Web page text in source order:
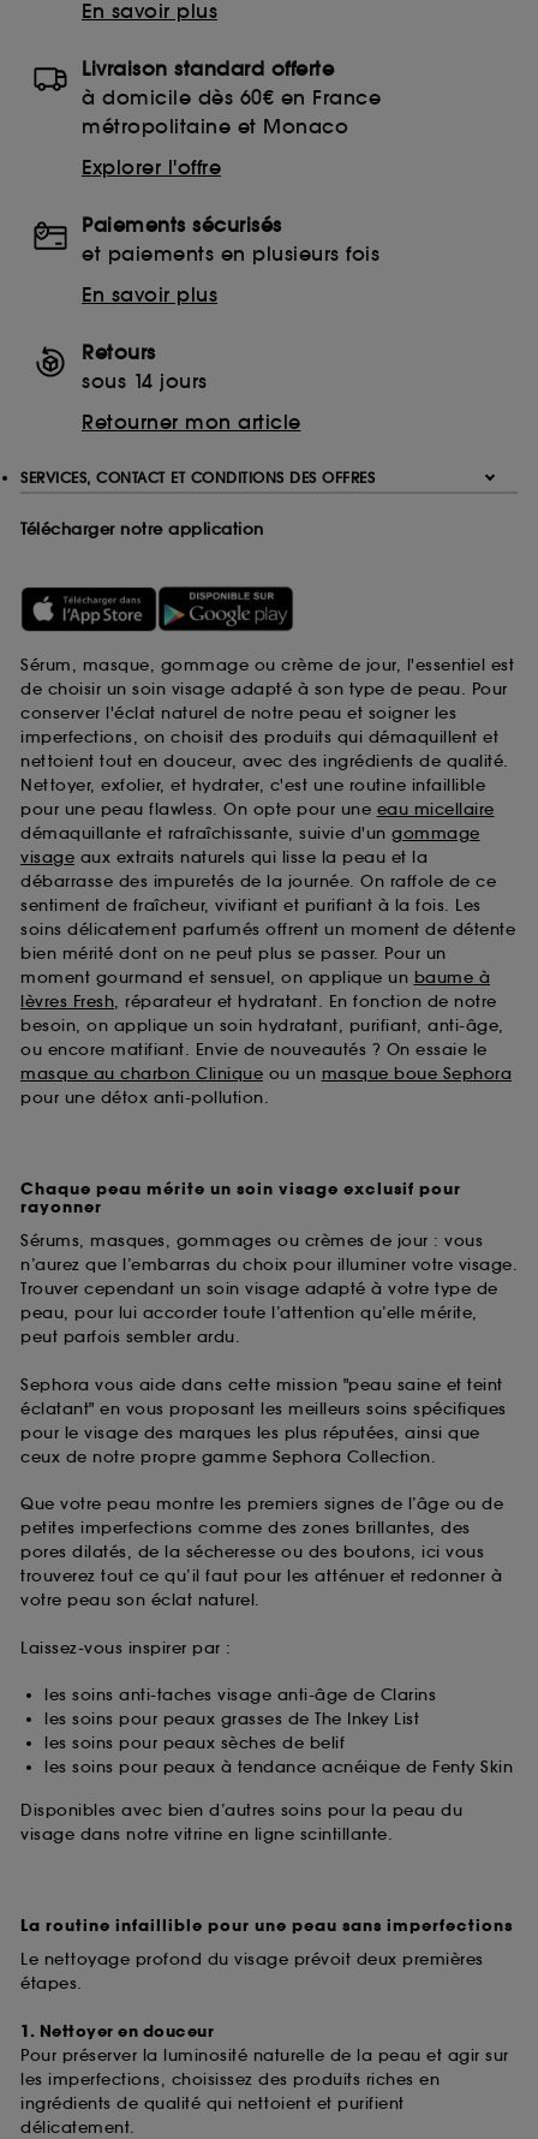
En savoir plus
Livraison standard offerte
à domicile dès 60€ en France
métropolitaine et Monaco
Explorer l'offre
Paiements sécurisés
et paiements en plusieurs fois
En savoir plus
Retours
sous 14 jours
Retourner mon article
SERVICES, CONTACT ET CONDITIONS DES OFFRES
Télécharger notre application
Sérum, masque, gommage ou crème de jour, l'essentiel est
de choisir un soin visage adapté à son type de peau. Pour
conserver l'éclat naturel de notre peau et soigner les
imperfections, on choisit des produits qui démaquillent et
nettoient tout en douceur, avec des ingrédients de qualité.
Nettoyer, exfolier, et hydrater, c'est une routine infaillible
pour une peau flawless. On opte pour une eau micellaire
démaquillante et rafraîchissante, suivie d'un gommage
visage aux extraits naturels qui lisse la peau et la
débarrasse des impuretés de la journée. On raffole de ce
sentiment de fraîcheur, vivifiant et purifiant à la fois. Les
soins délicatement parfumés offrent un moment de détente
bien mérité dont on ne peut plus se passer. Pour un
moment gourmand et sensuel, on applique un baume à
lèvres Fresh, réparateur et hydratant. En fonction de notre
besoin, on applique un soin hydratant, purifiant, anti-âge,
ou encore matifiant. Envie de nouveautés ? On essaie le
masque au charbon Clinique ou un masque boue Sephora
pour une détox anti-pollution.
Chaque peau mérite un soin visage exclusif pour
rayonner
Sérums, masques, gommages ou crèmes de jour : vous
n’aurez que l’embarras du choix pour illuminer votre visage.
Trouver cependant un soin visage adapté à votre type de
peau, pour lui accorder toute l’attention qu’elle mérite,
peut parfois sembler ardu.
Sephora vous aide dans cette mission "peau saine et teint
éclatant" en vous proposant les meilleurs soins spécifiques
pour le visage des marques les plus réputées, ainsi que
ceux de notre propre gamme Sephora Collection.
Que votre peau montre les premiers signes de l’âge ou de
petites imperfections comme des zones brillantes, des
pores dilatés, de la sécheresse ou des boutons, ici vous
trouverez tout ce qu’il faut pour les atténuer et redonner à
votre peau son éclat naturel.
Laissez-vous inspirer par :
les soins anti-taches visage anti-âge de Clarins
les soins pour peaux grasses de The Inkey List
les soins pour peaux sèches de belif
les soins pour peaux à tendance acnéique de Fenty Skin
Disponibles avec bien d’autres soins pour la peau du
visage dans notre vitrine en ligne scintillante.
La routine infaillible pour une peau sans imperfections
Le nettoyage profond du visage prévoit deux premières
étapes.
1. Nettoyer en douceur
Pour préserver la luminosité naturelle de la peau et agir sur
les imperfections, choisissez des produits riches en
ingrédients de qualité qui nettoient et purifient
délicatement.